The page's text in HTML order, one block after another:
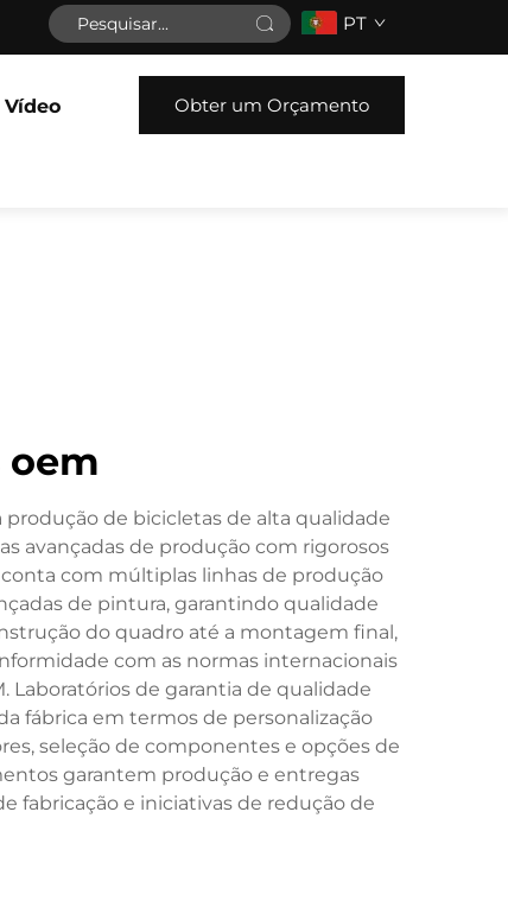
PT
Vídeo Obter um Orçamento
de bicicletas de alta qualidade
avançadas de produção com rigorosos
conta com múltiplas linhas de produção
de pintura, garantindo qualidade
do quadro até a montagem final,
com as normas internacionais
Laboratórios de garantia de qualidade
fábrica em termos de personalização
seleção de componentes e opções de
garantem produção e entregas
fabricação e iniciativas de redução de